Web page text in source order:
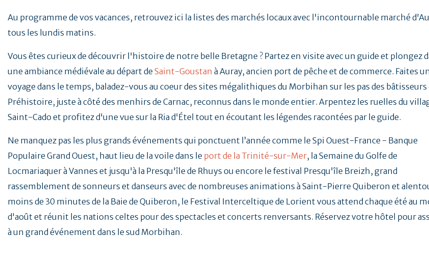
Au programme de vos vacances, retrouvez ici la listes des marchés locaux avec l'incontournable marché
tous les lundis matins.
Vous êtes curieux de découvrir l'histoire de notre belle Bretagne ? Partez en visite avec un guide et plongez
une ambiance médiévale au départ de Saint-Goustan à Auray, ancien port de pêche et de commerce. Faites un
voyage dans le temps, baladez-vous au coeur des sites mégalithiques du Morbihan sur les pas des bâtisseurs
Préhistoire, juste à côté des menhirs de Carnac, reconnus dans le monde entier. Arpentez les ruelles du
Saint-Cado et profitez d'une vue sur la Ria d'Étel tout en écoutant les légendes racontées par le guide.
Ne manquez pas les plus grands événements qui ponctuent l’année comme le Spi Ouest-France - Banque
Populaire Grand Ouest, haut lieu de la voile dans le port de la Trinité-sur-Mer, la Semaine du Golfe de
Locmariaquer à Vannes et jusqu'à la Presqu'île de Rhuys ou encore le festival Presqu'île Breizh, grand
rassemblement de sonneurs et danseurs avec de nombreuses animations à Saint-Pierre Quiberon et
moins de 30 minutes de la Baie de Quiberon, le Festival Interceltique de Lorient vous attend chaque été au
d'août et réunit les nations celtes pour des spectacles et concerts renversants. Réservez votre hôtel pour
à un grand événement dans le sud Morbihan.